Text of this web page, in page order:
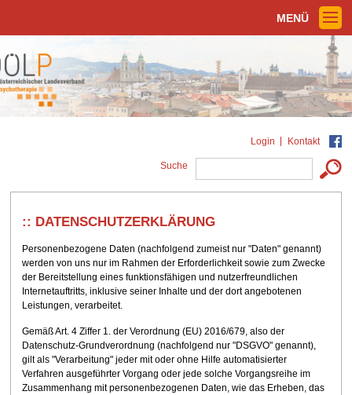
MENÜ
Login
Kontakt
DATENSCHUTZERKLÄRUNG
Personenbezogene Daten (nachfolgend zumeist nur "Daten" genannt)
werden von uns nur im Rahmen der Erforderlichkeit sowie zum Zwecke
der Bereitstellung eines funktionsfähigen und nutzerfreundlichen
Internetauftritts, inklusive seiner Inhalte und der dort angebotenen
Leistungen, verarbeitet.
Gemäß Art. 4 Ziffer 1. der Verordnung (EU) 2016/679, also der
Datenschutz-Grundverordnung (nachfolgend nur "DSGVO" genannt),
gilt als "Verarbeitung" jeder mit oder ohne Hilfe automatisierter
Verfahren ausgeführter Vorgang oder jede solche Vorgangsreihe im
Zusammenhang mit personenbezogenen Daten, wie das Erheben, das